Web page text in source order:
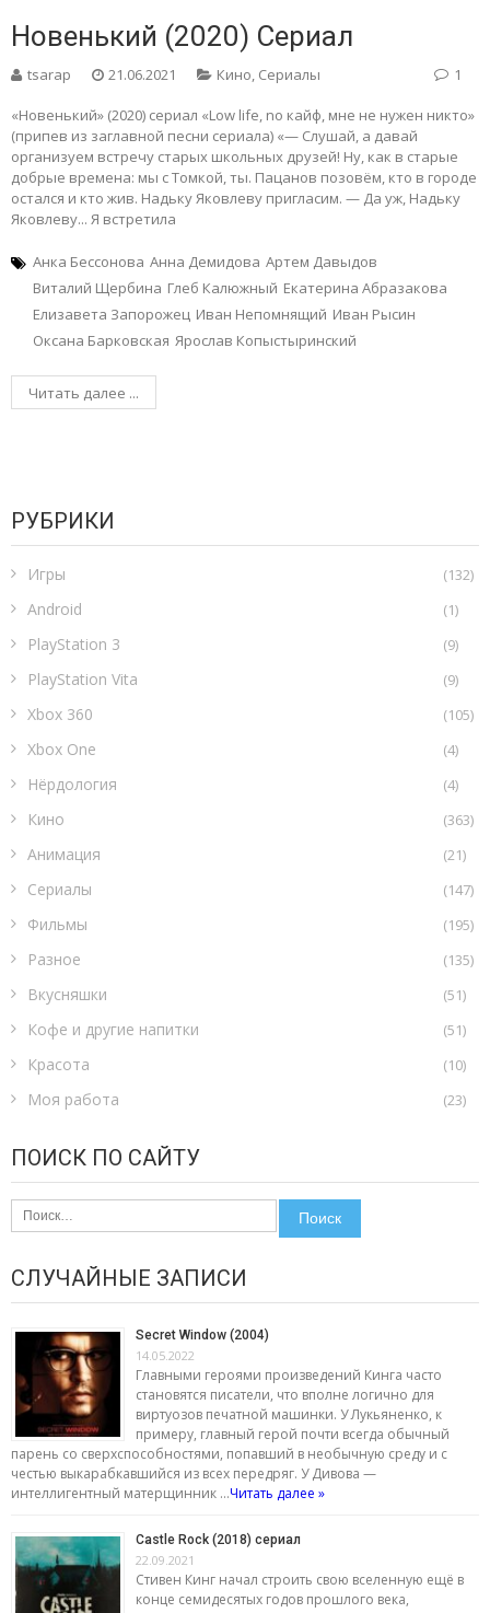
Новенький (2020) Сериал
tsarap 21.06.2021 Кино, Сериалы 1
«Новенький» (2020) сериал «Low life, no кайф, мне не нужен никто»
(припев из заглавной песни сериала) «— Слушай, а давай
организуем встречу старых школьных друзей! Ну, как в старые
добрые времена: мы с Томкой, ты. Пацанов позовём, кто в городе
остался и кто жив. Надьку Яковлеву пригласим. — Да уж, Надьку
Яковлеву... Я встретила
Анка Бессонова Анна Демидова Артем Давыдов
Виталий Щербина Глеб Калюжный Екатерина Абразакова
Елизавета Запорожец Иван Непомнящий Иван Рысин
Оксана Барковская Ярослав Копыстыринский
Читать далее ...
РУБРИКИ
Игры (132)
Android (1)
PlayStation 3 (9)
PlayStation Vita (9)
Xbox 360 (105)
Xbox One (4)
Нёрдология (4)
Кино (363)
Анимация (21)
Сериалы (147)
Фильмы (195)
Разное (135)
Вкусняшки (51)
Кофе и другие напитки (51)
Красота (10)
Моя работа (23)
ПОИСК ПО САЙТУ
Найти:
СЛУЧАЙНЫЕ ЗАПИСИ
Secret Window (2004)
14.05.2022
Главными героями произведений Кинга часто
становятся писатели, что вполне логично для
виртуозов печатной машинки. У Лукьяненко, к
примеру, главный герой почти всегда обычный
парень со сверхспособностями, попавший в необычную среду и с
честью выкарабкавшийся из всех передряг. У Дивова —
интеллигентный матерщинник …Читать далее »
Castle Rock (2018) сериал
22.09.2021
Стивен Кинг начал строить свою вселенную ещё в
конце семидесятых годов прошлого века,